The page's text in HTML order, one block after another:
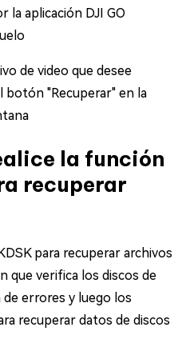
la aplicación DJI GO
de video que desee
botón "Recuperar" en la
la función
recuperar
para recuperar archivos
que verifica los discos de
errores y luego los
recuperar datos de discos